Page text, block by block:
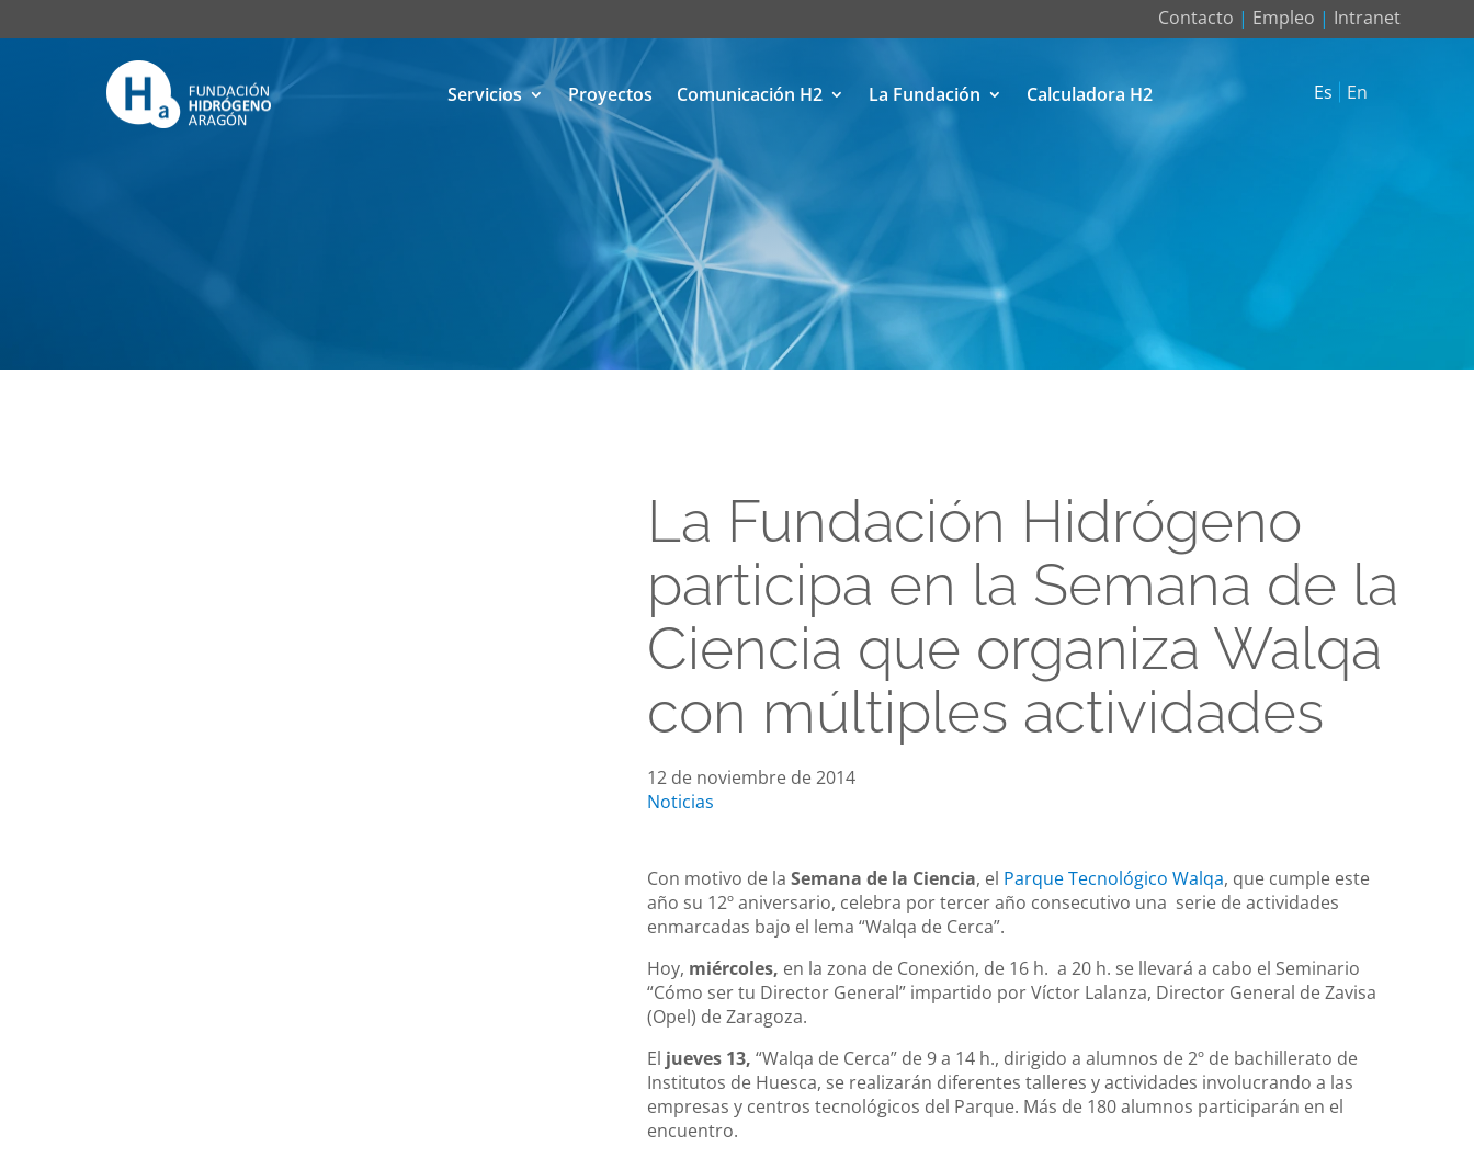
Contacto | Empleo | Intranet
Servicios Proyectos Comunicación H2 La Fundación Calculadora H2 Es En
La Fundación Hidrógeno
participa en la Semana de la
Ciencia que organiza Walqa
con múltiples actividades
12 de noviembre de 2014
Noticias
Con motivo de la Semana de la Ciencia, el Parque Tecnológico Walqa, que cumple este
año su 12º aniversario, celebra por tercer año consecutivo una serie de actividades
enmarcadas bajo el lema “Walqa de Cerca”.
Hoy, miércoles, en la zona de Conexión, de 16 h. a 20 h. se llevará a cabo el Seminario
“Cómo ser tu Director General” impartido por Víctor Lalanza, Director General de Zavisa
(Opel) de Zaragoza.
El jueves 13, “Walqa de Cerca” de 9 a 14 h., dirigido a alumnos de 2º de bachillerato de
Institutos de Huesca, se realizarán diferentes talleres y actividades involucrando a las
empresas y centros tecnológicos del Parque. Más de 180 alumnos participarán en el
encuentro.